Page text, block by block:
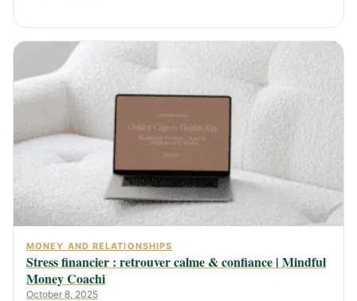
MONEY AND RELATIONSHIPS
Stress financier : retrouver calme & confiance | Mindful
Money Coachi
October 8, 2025